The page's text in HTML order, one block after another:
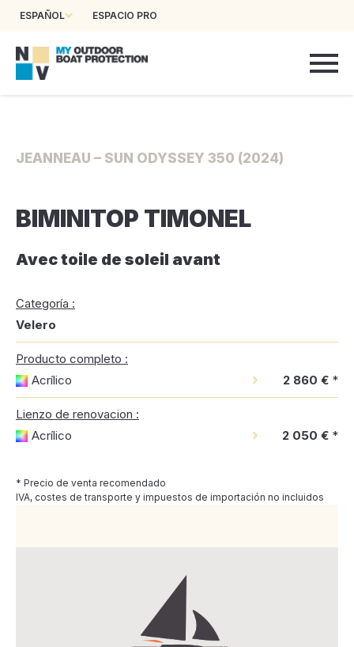
ESPAÑOL ESPACIO PRO
JEANNEAU – SUN ODYSSEY 350 (2024)
BIMINITOP TIMONEL
Avec toile de soleil avant
Categoría :
Velero
Producto completo :
Acrílico
2 860 € *
Lienzo de renovacion :
Acrílico
2 050 € *
* Precio de venta recomendado
IVA, costes de transporte y impuestos de importación no incluidos